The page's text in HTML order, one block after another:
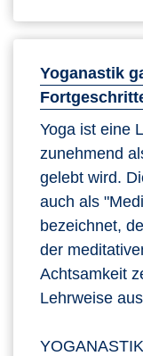
Yoganastik
Yoga ist eine
zunehmend
gelebt wird.
auch als
bezeichnet,
der
Achtsamkeit
Lehrweise